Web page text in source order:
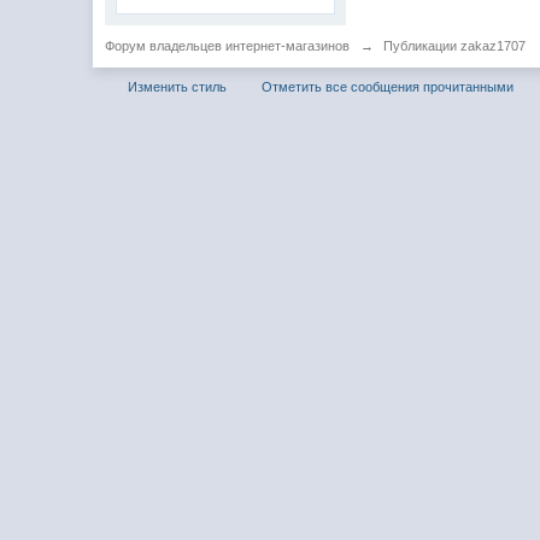
Форум владельцев интернет-магазинов → Публикации zakaz1707
Изменить стиль Отметить все сообщения прочитанными